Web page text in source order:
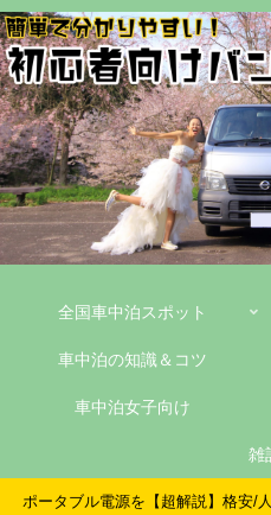
全国車中泊スポット
車中泊の知識＆コツ
車中泊女子向け
雑
ポータブル電源を【超解説】格安/